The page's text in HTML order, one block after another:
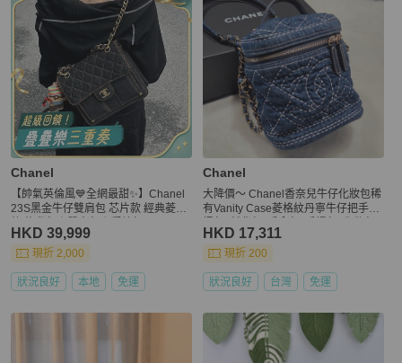
Chanel
【帥氣英倫風💙全網最甜✨】Chanel
23S黑金牛仔雙肩包 芯片款 經典菱格
HKD 39,999
現折 2,000
狀況良好 本地 免運
Chanel
大降價～ Chanel香奈兒牛仔化妝包稀
有Vanity Case菱格紋丹寧牛仔把手水
HKD 17,311
現折 200
狀況良好 台灣 免運